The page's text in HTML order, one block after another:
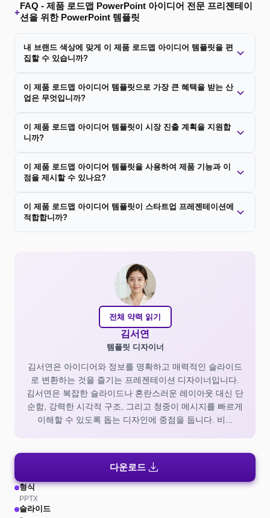
+
FAQ - 제품 로드맵 PowerPoint 아이디어 전문 프리젠테이
션을 위한 PowerPoint 템플릿
내 브랜드 색상에 맞게 이 제품 로드맵 아이디어 템플릿을 편
집할 수 있습니까?
이 제품 로드맵 아이디어 템플릿으로 가장 큰 혜택을 받는 산
업은 무엇입니까?
이 제품 로드맵 아이디어 템플릿이 시장 진출 계획을 지원합
니까?
이 제품 로드맵 아이디어 템플릿을 사용하여 제품 기능과 이
점을 제시할 수 있나요?
이 제품 로드맵 아이디어 템플릿이 스타트업 프레젠테이션에
적합합니까?
전체 약력 읽기
김서연
템플릿 디자이너
김서연은 아이디어와 정보를 명확하고 매력적인 슬라이드
로 변환하는 것을 즐기는 프레젠테이션 디자이너입니다.
김서연은 복잡한 슬라이드나 혼란스러운 레이아웃 대신 단
순함, 강력한 시각적 구조, 그리고 청중이 메시지를 빠르게
이해할 수 있도록 돕는 디자인에 중점을 둡니다. 비...
다운로드 download
형식
PPTX
슬라이드